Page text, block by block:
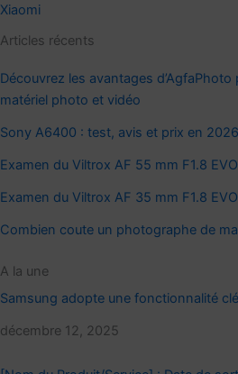
Xiaomi
Articles récents
Découvrez les avantages
matériel photo et vidéo
Sony A6400 : test, avis et prix en 2026
Examen du Viltrox AF 55 mm F1.8 EVO
Examen du Viltrox AF 35 mm F1.8 EVO
Combien coute un photographe de
A la une
Samsung adopte une fonctionnalité
Date
décembre 12, 2025